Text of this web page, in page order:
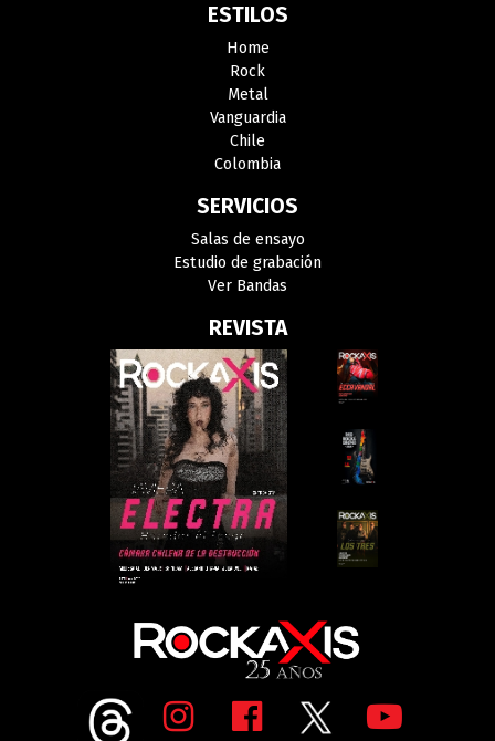
ESTILOS
Home
Rock
Metal
Vanguardia
Chile
Colombia
SERVICIOS
Salas de ensayo
Estudio de grabación
Ver Bandas
REVISTA